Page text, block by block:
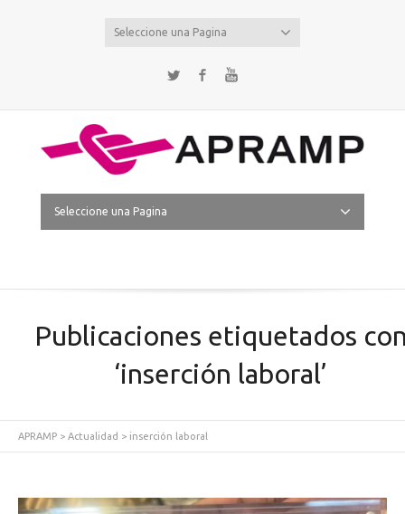
Seleccione una Pagina
Twitter Facebook
Seleccione una Pagina
Publicaciones etiquetados
‘inserción laboral’
APRAMP > Actualidad > inserción laboral